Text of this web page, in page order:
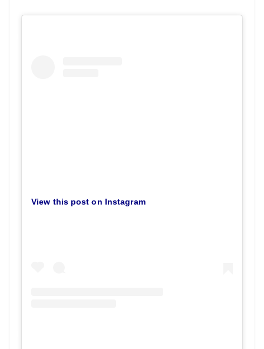
View this post on Instagram